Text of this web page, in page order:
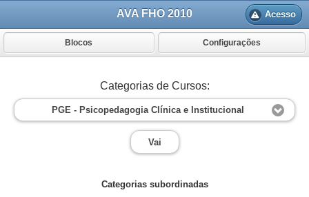
AVA FHO 2010 Acesso
Blocos Configurações
Categorias de Cursos:
PGE - Psicopedagogia Clínica e Institucional
Vai
Categorias subordinadas